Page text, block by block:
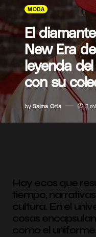
MODA
El
New Era
leyenda
con su
by Salma Orta 3
Hay ecos que
tiempo,
cultura. En el
cosas
como el uniforme.